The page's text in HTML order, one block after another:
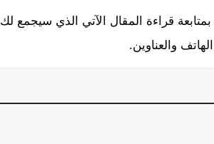
قراءة المقال الآتي الذي سيجمع لك